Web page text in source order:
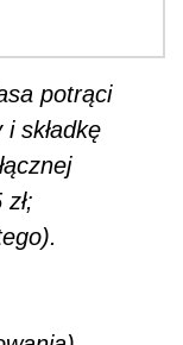
potrąci
składkę